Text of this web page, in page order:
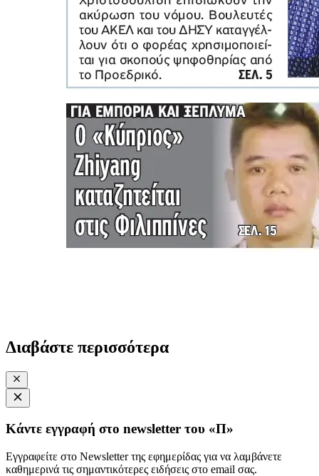
Διαβάστε περισσότερα
Κάντε εγγραφή στο newsletter του «Π»
Εγγραφείτε στο Newsletter της εφημερίδας για να λαμβάνετε
καθημερινά τις σημαντικότερες ειδήσεις στο email σας.